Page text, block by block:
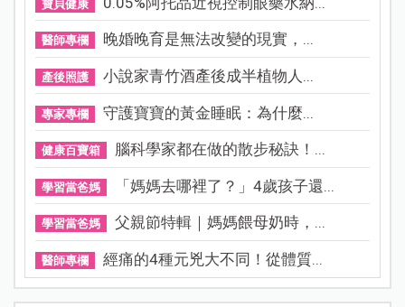
寶貝健康
醫師專欄 晚婚晚育是無法改變的現實，...
產後照護 小說家青竹酒產後成半植物人...
專家專欄 守護寶寶的黃金睡眠：為什麼...
健康百寶箱 腦科學家都在做的散步秘訣！...
學習當爸媽 「媽媽去哪裡了？」4歲孩子還...
學習當爸媽 父親節特輯｜媽媽餵母奶時，...
醫師專欄 經痛的4種元兇大不同！從體質...